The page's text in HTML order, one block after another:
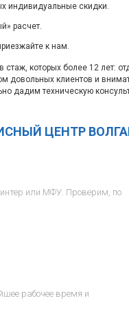
индивидуальные скидки.
расчет.
к нам.
которых более 12 лет:
довольных клиентов и
дадим техническую
ЦЕНТР
или МФУ. Проверим, по
рабочее время и